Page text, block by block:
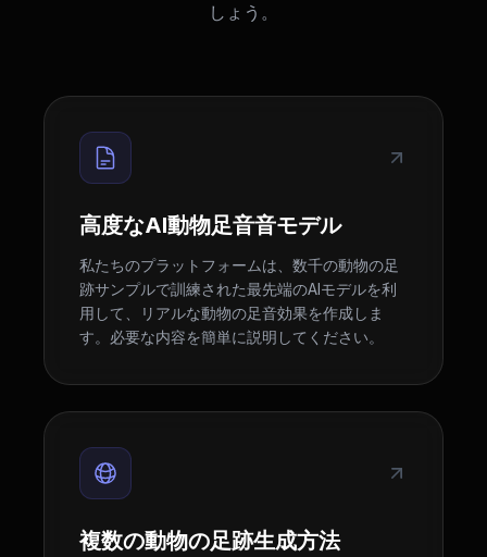
しょう。
高度なAI動物足音音モデル
私たちのプラットフォームは、数千の動物の足
跡サンプルで訓練された最先端のAIモデルを利
用して、リアルな動物の足音効果を作成しま
す。必要な内容を簡単に説明してください。
複数の動物の足跡生成方法